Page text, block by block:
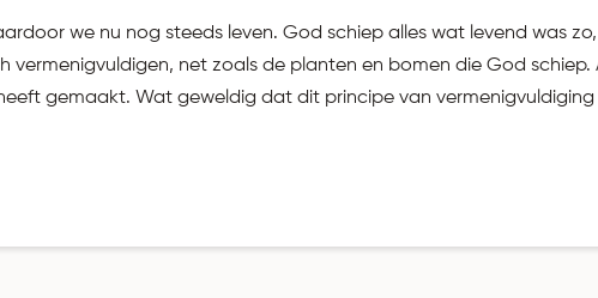
we nu nog steeds leven. God schiep alles wat levend was
vermenigvuldigen, net zoals de planten en bomen die God schiep.
gemaakt. Wat geweldig dat dit principe van vermenigvuldiging